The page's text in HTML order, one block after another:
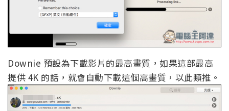
Downie 預設為下載影片的最高畫質，如果這部最高
提供 4K 的話，就會自動下載這個高畫質，以此類推。